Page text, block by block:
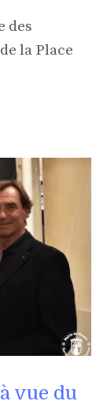
des
la Place
vue du